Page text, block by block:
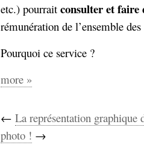
etc.) pourrait consulter et faire
rémunération de l’ensemble
Pourquoi ce service ?
more »
← La représentation graphique
photo ! →